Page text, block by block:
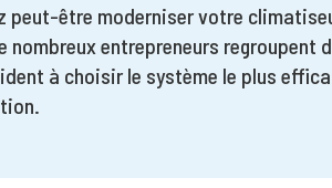
peut-être moderniser votre
nombreux entrepreneurs
à choisir le système le plus